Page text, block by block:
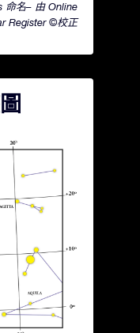
命名– 由 Online
Register ©校正